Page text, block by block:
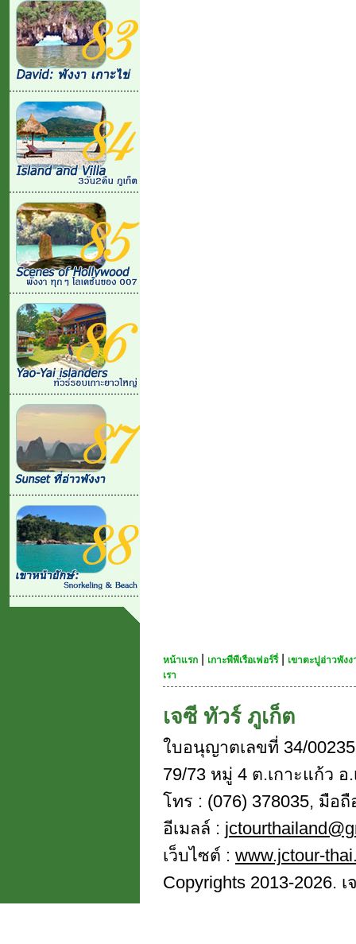
หน้าแรก เกาะพีพีเรือเฟอร์รี่|
เขาตะปูอ่าวพัง
เรา
เจซี ทัวร์ ภูเก็ต
ใบอนุญาตเลขที่ 34/
79/73 หมู่ 4 ต.เกาะแก้ว อ
โทร : (076) 378035, มือ
อีเมลล์ :
เว็บไซต์ : www.jctour-
Copyrights 2013-2026.